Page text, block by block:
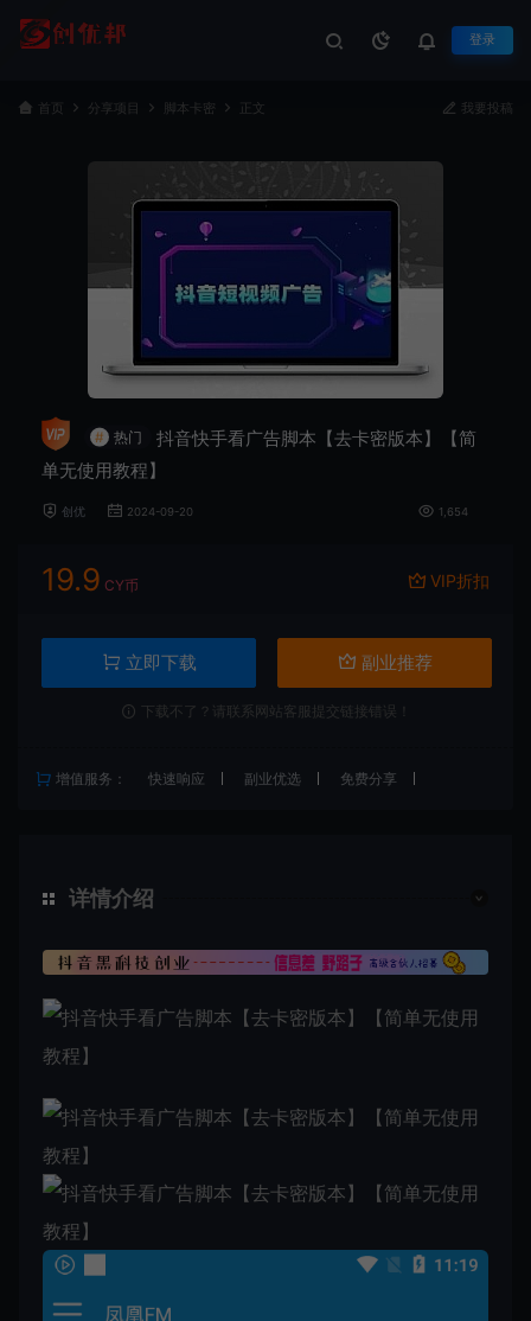
登录
首页 分享项目 脚本卡密 正文 我要投稿
# 热门
抖音快手看广告脚本【去卡密版本】【简
单无使用教程】
创优 2024-09-20 1,654
19.9 CY币 VIP折扣
立即下载 副业推荐
下载不了？请联系网站客服提交链接错误！
增值服务： 快速响应 副业优选 免费分享
详情介绍